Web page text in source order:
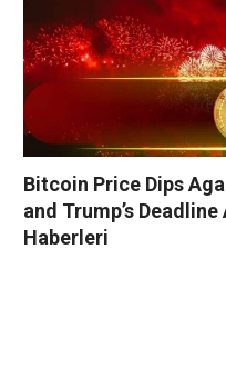
Bitcoin Price Dips
and Trump’s
Haberleri